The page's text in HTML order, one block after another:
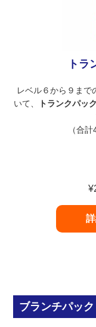
トラ
レベル６から９まで
いて、
トランクパッ
（合
ブランチパック